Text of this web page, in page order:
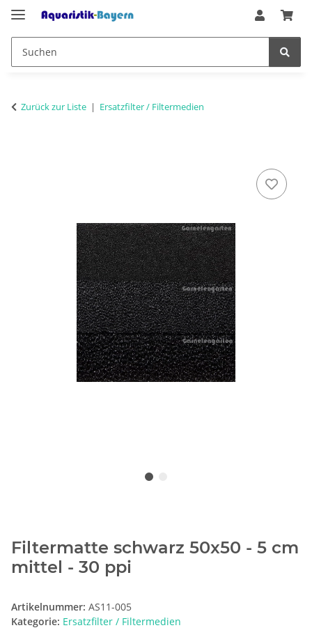
Zurück zur Liste Ersatzfilter / Filtermedien
Filtermatte schwarz 50x50 - 5 cm
mittel - 30 ppi
Artikelnummer: AS11-005
Kategorie: Ersatzfilter / Filtermedien